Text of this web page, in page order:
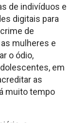
de indivíduos e
digitais para
de
mulheres e
o ódio,
em
as
muito tempo